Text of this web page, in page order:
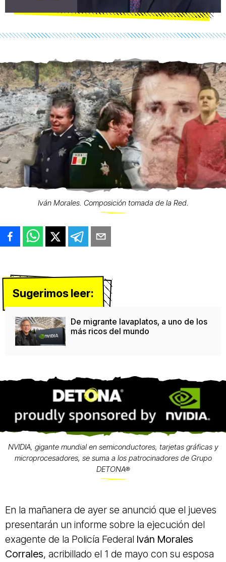
Iván Morales. Composición tomada de la Red.
Sugerimos leer:
De migrante lavaplatos, a uno de los
más ricos del mundo
NVIDIA, gigante mundial en semiconductores, tarjetas gráficas y
microprocesadores, se suma a los patrocinadores de Grupo
DETONA®
En la mañanera de ayer se anunció que el jueves
presentarán un informe sobre la ejecución del
exagente de la Policía Federal Iván Morales
Corrales, acribillado el 1 de mayo con su esposa